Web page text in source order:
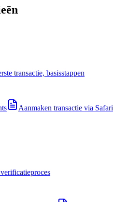
transactie, basisstappen
Aanmaken transactie via Safari